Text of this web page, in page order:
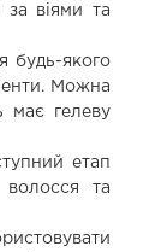
віями та
будь-якого
Можна
має гелеву
етап
та